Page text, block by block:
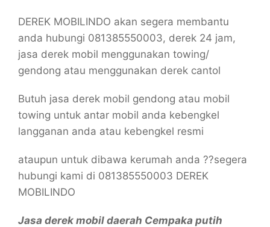
DEREK MOBILINDO akan segera membantu
anda hubungi 081385550003, derek 24 jam,
jasa derek mobil menggunakan towing/
gendong atau menggunakan derek cantol
Butuh jasa derek mobil gendong atau mobil
towing untuk antar mobil anda kebengkel
langganan anda atau kebengkel resmi
ataupun untuk dibawa kerumah anda ??segera
hubungi kami di 081385550003 DEREK
MOBILINDO
Jasa derek mobil daerah Cempaka putih